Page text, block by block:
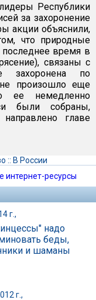
Республики
за захоронение
акции объяснили,
что природные
время в
связаны с
захоронена по
произошло еще
ее немедленно
были собраны,
главе
:: В России
ресурсы
г.,
надо
беды,
и шаманы
г.,